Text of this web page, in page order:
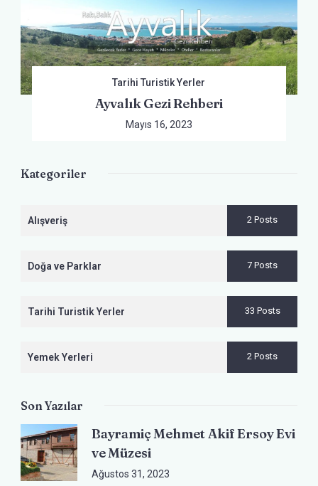
Tarihi Turistik Yerler
Ayvalık Gezi Rehberi
Mayıs 16, 2023
Kategoriler
Alışveriş 2 Posts
Doğa ve Parklar 7 Posts
Tarihi Turistik Yerler 33 Posts
Yemek Yerleri 2 Posts
Son Yazılar
Bayramiç Mehmet Akif Ersoy Evi
ve Müzesi
Ağustos 31, 2023